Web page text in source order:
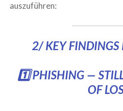
auszuführen:
2/ KEY
1️⃣ PHISHING —
OF